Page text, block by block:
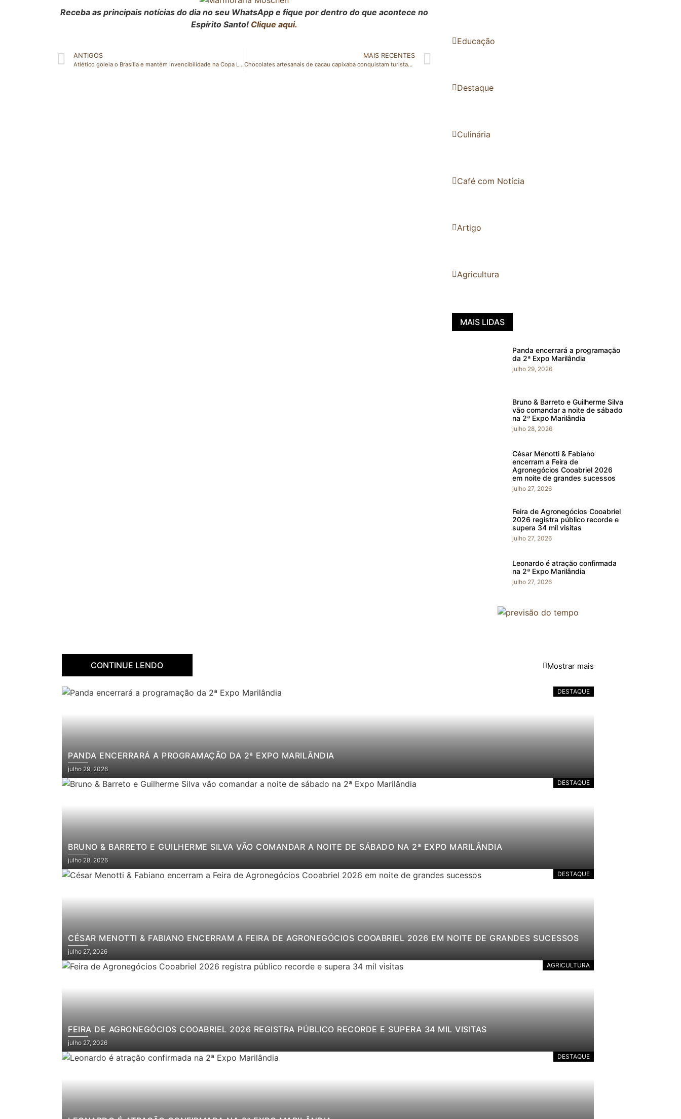
Receba as principais notícias do dia no seu WhatsApp e fique por dentro do que acontece no
Espírito Santo! Clique aqui.
ANTIGOS
Atlético goleia o Brasília e mantém invencibilidade na Copa Lindenberg
MAIS RECENTES
Chocolates artesanais de cacau capixaba conquistam turistas com apoio do Senar-ES
Educação
Destaque
Culinária
Café com Notícia
Artigo
Agricultura
MAIS LIDAS
Panda encerrará a programação
da 2ª Expo Marilândia
julho 29, 2026
Bruno & Barreto e Guilherme Silva
vão comandar a noite de sábado
na 2ª Expo Marilândia
julho 28, 2026
César Menotti & Fabiano
encerram a Feira de
Agronegócios Cooabriel 2026
em noite de grandes sucessos
julho 27, 2026
Feira de Agronegócios Cooabriel
2026 registra público recorde e
supera 34 mil visitas
julho 27, 2026
Leonardo é atração confirmada
na 2ª Expo Marilândia
julho 27, 2026
CONTINUE LENDO Mostrar mais
DESTAQUE
PANDA ENCERRARÁ A PROGRAMAÇÃO DA 2ª EXPO MARILÂNDIA
julho 29, 2026
DESTAQUE
BRUNO & BARRETO E GUILHERME SILVA VÃO COMANDAR A NOITE DE SÁBADO NA 2ª EXPO MARILÂNDIA
julho 28, 2026
DESTAQUE
CÉSAR MENOTTI & FABIANO ENCERRAM A FEIRA DE AGRONEGÓCIOS COOABRIEL 2026 EM NOITE DE GRANDES SUCESSOS
julho 27, 2026
AGRICULTURA
FEIRA DE AGRONEGÓCIOS COOABRIEL 2026 REGISTRA PÚBLICO RECORDE E SUPERA 34 MIL VISITAS
julho 27, 2026
DESTAQUE